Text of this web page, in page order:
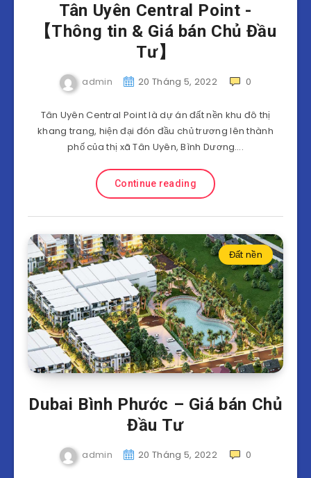
Tân Uyên Central Point -
【Thông tin & Giá bán Chủ Đầu
Tư】
admin 20 Tháng 5, 2022 0
Tân Uyên Central Point là dự án đất nền khu đô thị
khang trang, hiện đại đón đầu chủ trương lên thành
phố của thị xã Tân Uyên, Bình Dương….
Continue reading
Đất nền
Dubai Bình Phước – Giá bán Chủ
Đầu Tư
admin 20 Tháng 5, 2022 0